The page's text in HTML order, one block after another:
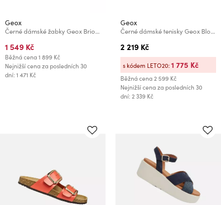
Geox
Černé dámské žabky Geox Brionia
1 549 Kč
Běžná cena1 899 Kč
Nejnižší cena za posledních 30
dní: 1 471 Kč
Geox
Černé dámské tenisky Geox Blomiee
2 219 Kč
Běžná cena2 599 Kč
Nejnižší cena za posledních 30
dní: 2 339 Kč
s kódem LETO20:1 775 Kč